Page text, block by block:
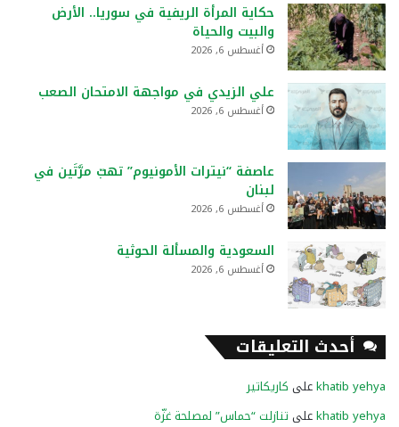
حكاية المرأة الريفية في سوريا.. الأرض
والبيت والحياة
أغسطس 6, 2026
علي الزيدي في مواجهة الامتحان الصعب
أغسطس 6, 2026
عاصفة “نيترات الأمونيوم” تهبّ مرَّتَين في
لبنان
أغسطس 6, 2026
السعودية والمسألة الحوثية
أغسطس 6, 2026
أحدث التعليقات
khatib yehyaعلى كاريكاتير
khatib yehyaعلى تنازلت “حماس” لمصلحة غزّة